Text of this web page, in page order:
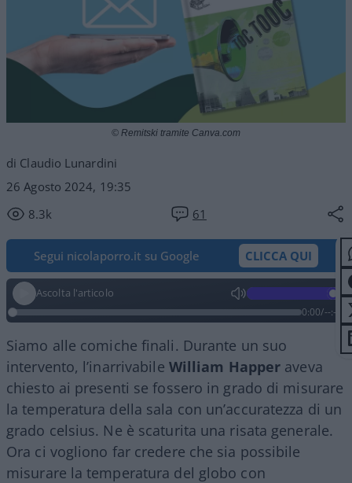
di Claudio Lunardini
26 Agosto 2024, 19:35
8.3k
61
© Remitski tramite Canva.com
Segui nicolaporro.it su Google CLICCA QUI
Ascolta l'articolo
0:00/--:--
Siamo alle comiche finali. Durante un suo
intervento, l’inarrivabile William Happer aveva
chiesto ai presenti se fossero in grado di misurare
la temperatura della sala con un’accuratezza di un
grado celsius. Ne è scaturita una risata generale.
Ora ci vogliono far credere che sia possibile
misurare la temperatura del globo con